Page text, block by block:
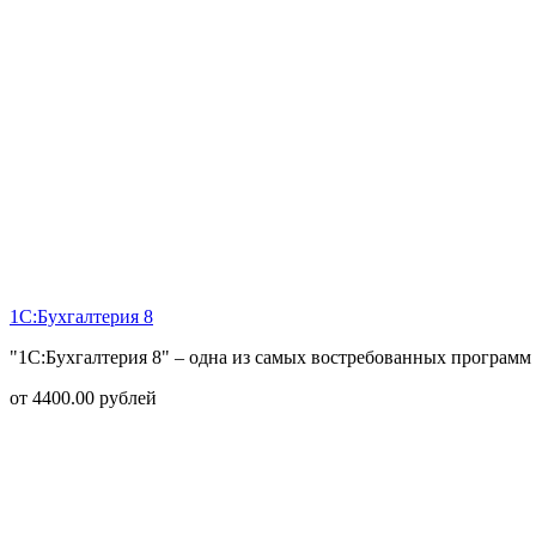
1С:Бухгалтерия 8
"1С:Бухгалтерия 8" – одна из самых востребованных
от 4400.00 рублей